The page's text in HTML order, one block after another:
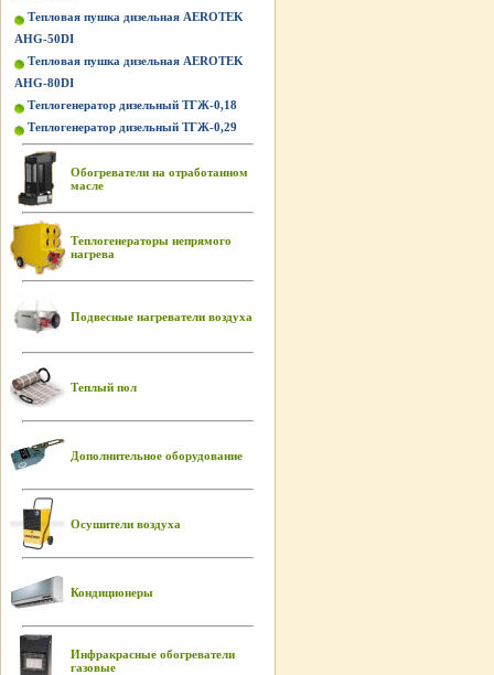
Тепловая пушка дизельная AEROTEK
AHG-50DI
Тепловая пушка дизельная AEROTEK
AHG-80DI
Теплогенератор дизельный ТГЖ-0,18
Теплогенератор дизельный ТГЖ-0,29
Обогреватели на отработанном
масле
Теплогенераторы непрямого
нагрева
Подвесные нагреватели воздуха
Теплый пол
Дополнительное оборудование
Осушители воздуха
Кондиционеры
Инфракрасные обогреватели
газовые